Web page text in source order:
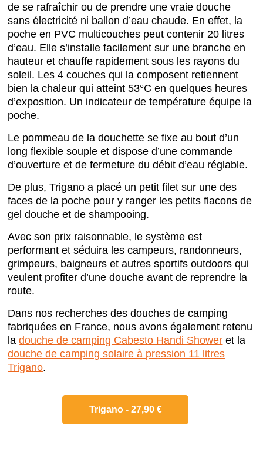
de se rafraîchir ou de prendre une vraie douche
sans électricité ni ballon d’eau chaude. En effet, la
poche en PVC multicouches peut contenir 20 litres
d’eau. Elle s’installe facilement sur une branche en
hauteur et chauffe rapidement sous les rayons du
soleil. Les 4 couches qui la composent retiennent
bien la chaleur qui atteint 53°C en quelques heures
d’exposition. Un indicateur de température équipe la
poche.
Le pommeau de la douchette se fixe au bout d’un
long flexible souple et dispose d’une commande
d’ouverture et de fermeture du débit d’eau réglable.
De plus, Trigano a placé un petit filet sur une des
faces de la poche pour y ranger les petits flacons de
gel douche et de shampooing.
Avec son prix raisonnable, le système est
performant et séduira les campeurs, randonneurs,
grimpeurs, baigneurs et autres sportifs outdoors qui
veulent profiter d’une douche avant de reprendre la
route.
Dans nos recherches des douches de camping
fabriquées en France, nous avons également retenu
ladouche de camping Cabesto Handi Shower et la
douche de camping solaire à pression 11 litres
Trigano.
Trigano - 27,90 €